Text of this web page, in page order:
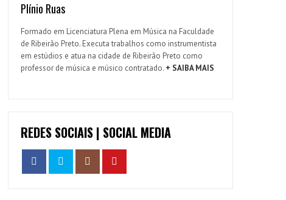
Plínio Ruas
Formado em Licenciatura Plena em Música na Faculdade
de Ribeirão Preto. Executa trabalhos como instrumentista
em estúdios e atua na cidade de Ribeirão Preto como
professor de música e músico contratado. + SAIBA MAIS
REDES SOCIAIS | SOCIAL MEDIA